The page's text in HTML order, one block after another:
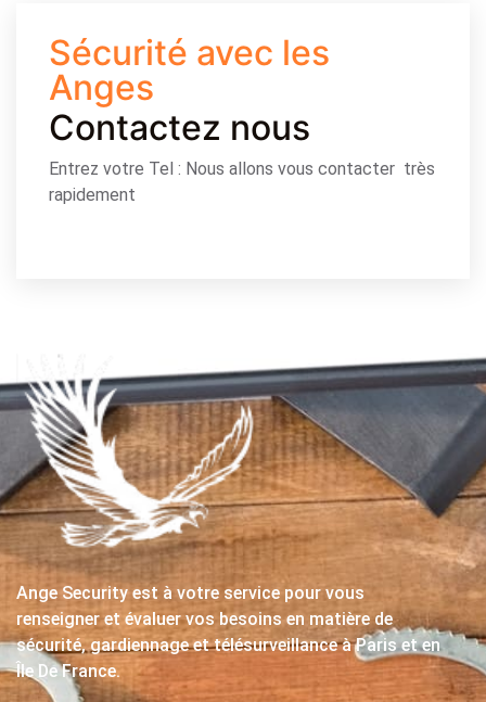
Sécurité avec les
Anges
Contactez nous
Entrez votre Tel : Nous allons vous contacter très
rapidement
Ange Security est à votre service pour vous
renseigner et évaluer vos besoins en matière de
sécurité, gardiennage et télésurveillance à Paris et en
Île De France.